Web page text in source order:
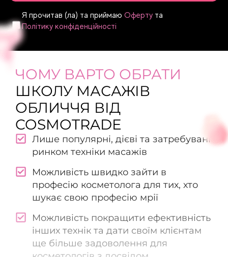
Я прочитав (ла) та приймаюОферту та
Політику конфіденційності
ЧОМУ ВАРТО ОБРАТИ
ШКОЛУ МАСАЖІВ
ОБЛИЧЧЯ ВІД
COSMOTRADE
Лише популярні, дієві та затребувані
ринком техніки масажів
Можливість швидко зайти в
професію косметолога для тих, хто
шукає свою професію мрії
Можливість покращити ефективність
інших технік та дати своїм клієнтам
ще більше задоволення для